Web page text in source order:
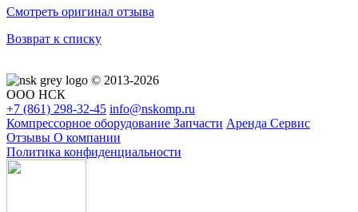
Смотреть оригинал отзыва
Возврат к списку
© 2013-2026
ООО НСК
+7 (861) 298-32-45 info@nskomp.ru
Компрессорное оборудование Запчасти Аренда Сервис
Отзывы О компании
Политика конфиденциальности